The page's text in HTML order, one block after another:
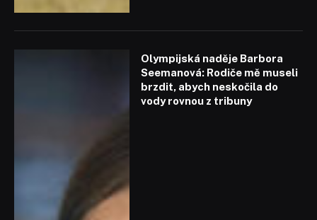
Olympijská naděje Barbora
Seemanová: Rodiče mě museli
brzdit, abych neskočila do
vody rovnou z tribuny